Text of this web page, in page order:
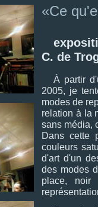
«Ce
C. de
À partir
2005, je
modes de
relation à la
sans média,
Dans cette
couleurs
d'art d'un
des modes
place,